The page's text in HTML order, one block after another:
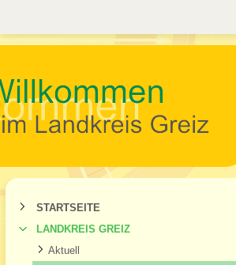
STARTSEITE
LANDKREIS GREIZ
Aktuell